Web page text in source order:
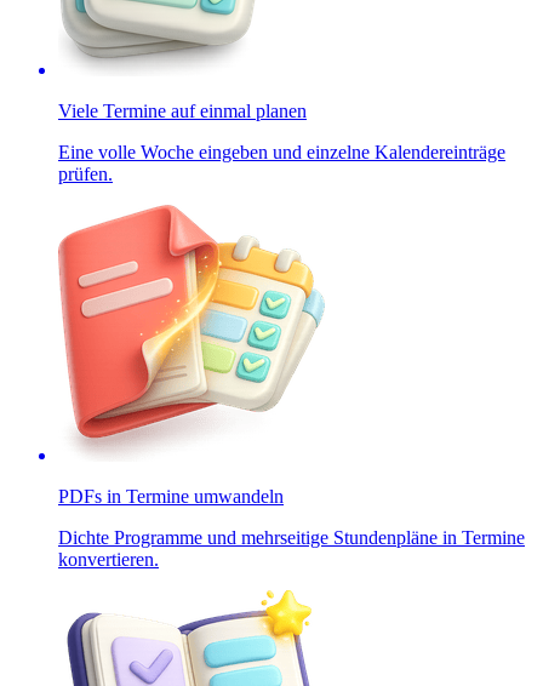
Viele Termine auf einmal planen
Eine volle Woche eingeben und einzelne Kalendereinträge
prüfen.
PDFs in Termine umwandeln
Dichte Programme und mehrseitige Stundenpläne in Termine
konvertieren.